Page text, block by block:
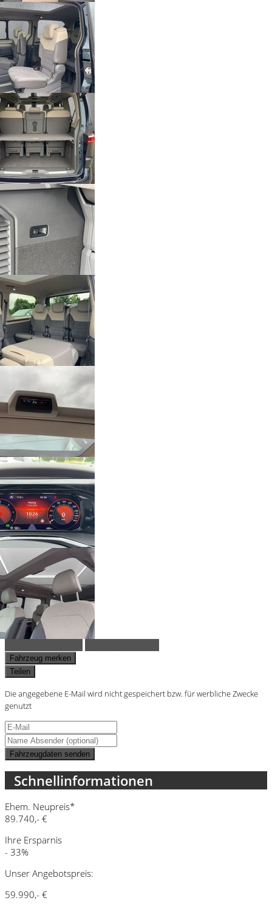
Fahrzeug merken
Teilen
Die angegebene E-Mail wird nicht gespeichert bzw. für werbliche Zwecke
genutzt
Fahrzeugdaten senden
Schnellinformationen
Ehem. Neupreis*
89.740,- €
Ihre Ersparnis
- 33%
Unser Angebotspreis:
59.990,- €